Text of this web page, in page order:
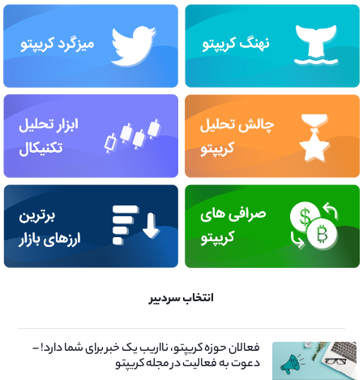
انتخاب سردبیر
فعالان حوزه کریپتو، نااریب یک خبر برای شما دارد! –
دعوت به فعالیت در مجله کریپتو